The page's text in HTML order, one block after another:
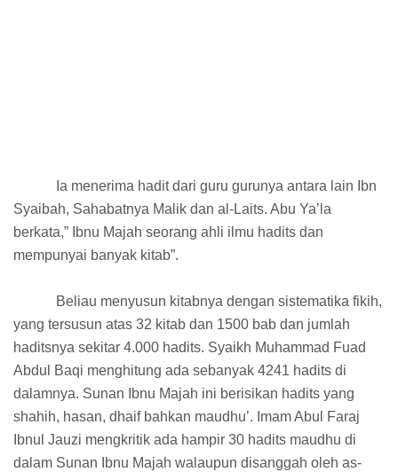
Ia menerima hadit dari guru gurunya antara lain Ibn
Syaibah, Sahabatnya Malik dan al-Laits. Abu Ya’la
berkata,” Ibnu Majah seorang ahli ilmu hadits dan
mempunyai banyak kitab”.
Beliau menyusun kitabnya dengan sistematika fikih,
yang tersusun atas 32 kitab dan 1500 bab dan jumlah
haditsnya sekitar 4.000 hadits. Syaikh Muhammad Fuad
Abdul Baqi menghitung ada sebanyak 4241 hadits di
dalamnya. Sunan Ibnu Majah ini berisikan hadits yang
shahih, hasan, dhaif bahkan maudhu’. Imam Abul Faraj
Ibnul Jauzi mengkritik ada hampir 30 hadits maudhu di
dalam Sunan Ibnu Majah walaupun disanggah oleh as-